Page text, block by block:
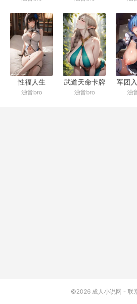
性福人生
浊音bro
武道天命卡牌
浊音bro
军团
浊
©2026 成人小说网 - 联